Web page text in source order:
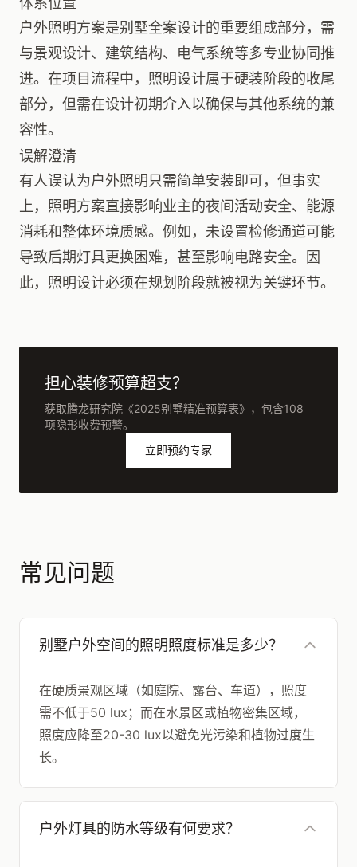
户外照明方案是别墅全案设计的重要组成部分，需
与景观设计、建筑结构、电气系统等多专业协同推
进。在项目流程中，照明设计属于硬装阶段的收尾
部分，但需在设计初期介入以确保与其他系统的兼
容性。
误解澄清
有人误认为户外照明只需简单安装即可，但事实
上，照明方案直接影响业主的夜间活动安全、能源
消耗和整体环境质感。例如，未设置检修通道可能
导致后期灯具更换困难，甚至影响电路安全。因
此，照明设计必须在规划阶段就被视为关键环节。
担心装修预算超支？
获取腾龙研究院《2025别墅精准预算表》，包含108
项隐形收费预警。
立即预约专家
常见问题
别墅户外空间的照明照度标准是多少？
在硬质景观区域（如庭院、露台、车道），照度
需不低于50 lux；而在水景区或植物密集区域，
照度应降至20-30 lux以避免光污染和植物过度生
长。
户外灯具的防水等级有何要求？